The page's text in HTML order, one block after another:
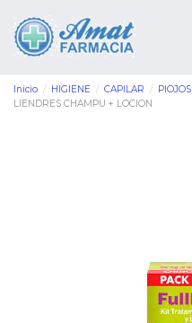
Inicio HIGIENE CAPILAR PIOJOS
LIENDRES CHAMPU + LOCION